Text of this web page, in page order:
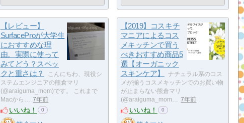
【レビュー】
SurfaceProが大学生
におすすめな理
由。実際に使って
みてどう？スペッ
クと重さは？
こんにちわ、現役シ
ステムエンジニアの熊倉マリ
(@araiguma_mom)です。 これまで
Macから…
7年前
いいね！ 0
【2019】コスキチ
マニアによるコス
メキッチンで買う
べきおすすめ商品5
選【オーガニック
スキンケア】
ナチュラル系のコス
メが揃うコスメキッチンでのお買い物
が止まらない熊倉マリ
(@araiguma_mom…
7年前
いいね！ 0